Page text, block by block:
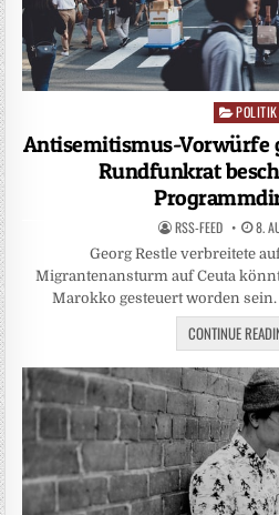
Posted
POLITIK
Antisemitismus-Vorwürfe
Rundfunkrat
RSS-FEED 8.
Georg Restle verbreitete
Migrantenansturm auf Ceuta
Marokko gesteuert worden
CONTINUE